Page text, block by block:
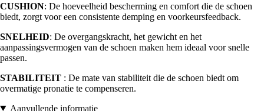
CUSHION: De hoeveelheid bescherming en comfort die de schoen
biedt, zorgt voor een consistente demping en voorkeursfeedback.
SNELHEID: De overgangskracht, het gewicht en het
aanpassingsvermogen van de schoen maken hem ideaal voor snelle
passen.
STABILITEIT : De mate van stabiliteit die de schoen biedt om
overmatige pronatie te compenseren.
Aanvullende informatie